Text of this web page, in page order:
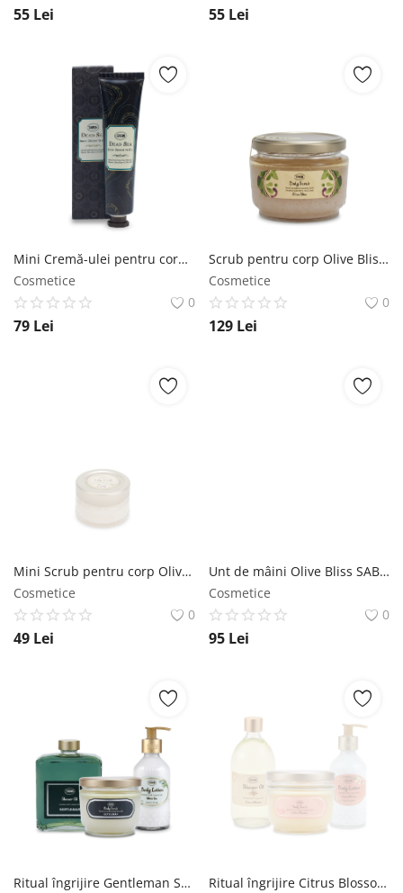
55 Lei 55 Lei
Mini Cremă-ulei pentru corp cu minerale de la Marea Moartă SABON
Cosmetice
0
79 Lei
Scrub pentru corp Olive Bliss SABON
Cosmetice
0
129 Lei
Mini Scrub pentru corp Olive Bliss SABON
Cosmetice
0
49 Lei
Unt de mâini Olive Bliss SABON
Cosmetice
0
95 Lei
Ritual îngrijire Gentleman SABON
Ritual îngrijire Citrus Blossom SABON